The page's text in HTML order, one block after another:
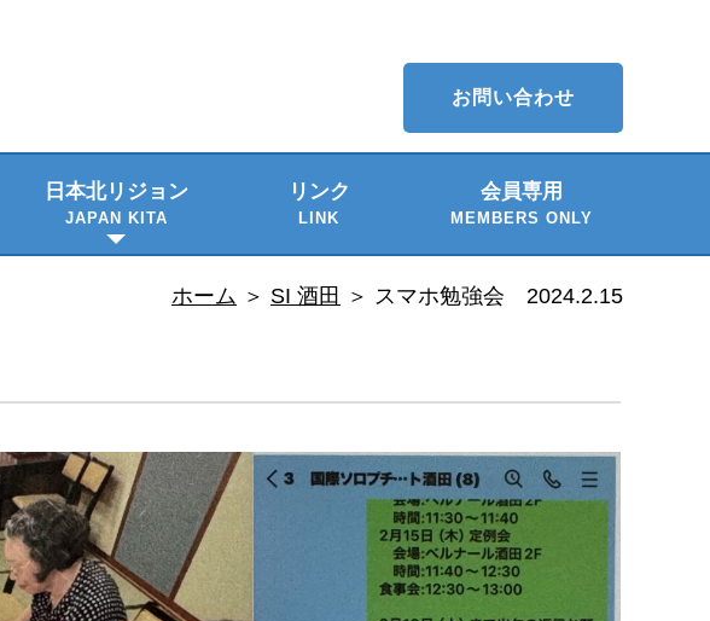
お問い合わせ
日本北リジョン
JAPAN KITA
理事会のご紹介
委員会メンバー
リンク
LINK
会員専用
MEMBERS ONLY
ホーム ＞ SI 酒田 ＞ スマホ勉強会 2024.2.15